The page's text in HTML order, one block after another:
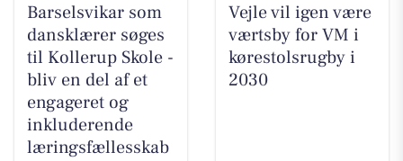
Barselsvikar som
dansklærer søges
til Kollerup Skole -
bliv en del af et
engageret og
inkluderende
læringsfællesskab
Vejle vil igen være
værtsby for VM i
kørestolsrugby i
2030